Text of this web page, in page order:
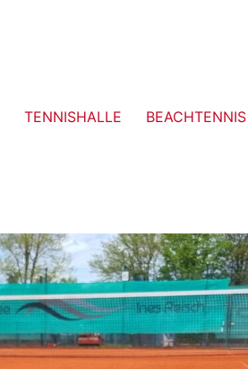
TENNISHALLE BEACHTENNIS